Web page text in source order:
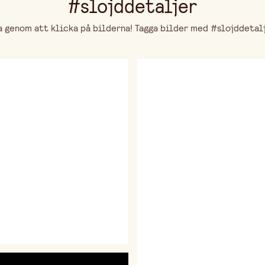
#slojddetaljer
genom att klicka på bilderna! Tagga bilder med